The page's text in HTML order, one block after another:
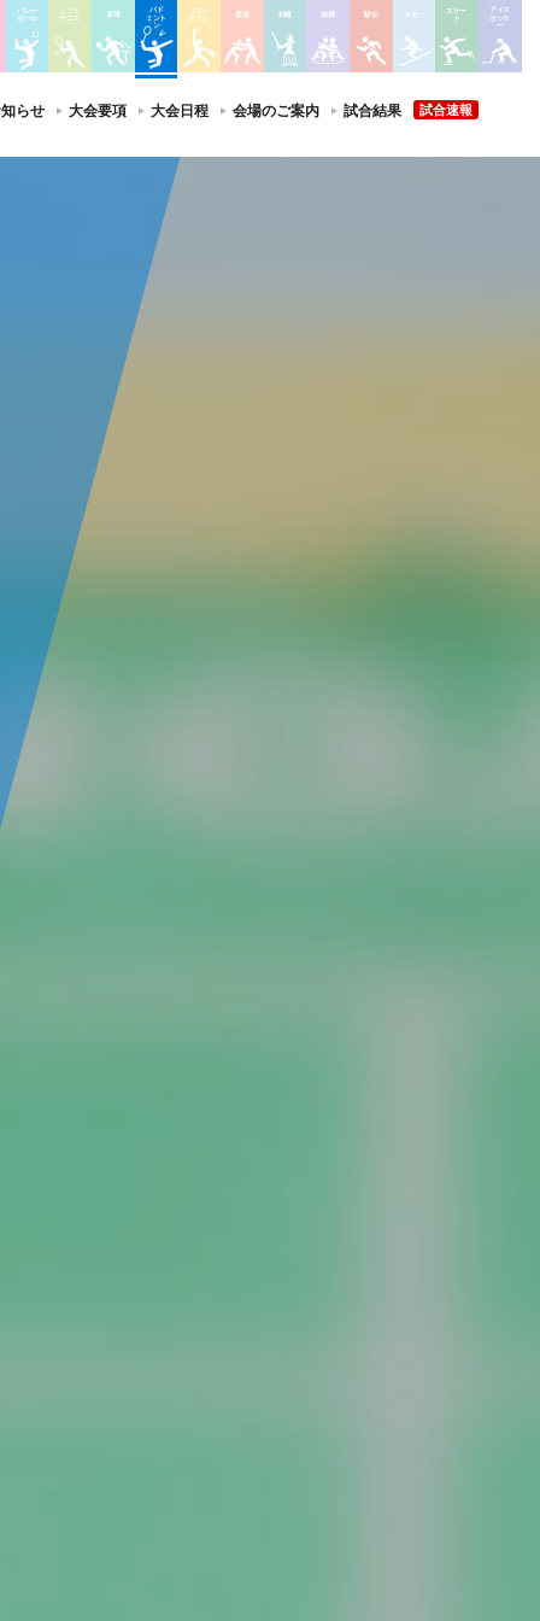
らせ 大会要項 大会日程 会場のご案内 試合結果 試合速報
バレー
ボール
ソフト
テニス 卓球
バド
ミント
ン
ソフト
ボール 柔道 剣道 相撲 駅伝 スキー スケー
ト
アイス
ホッケ
ー